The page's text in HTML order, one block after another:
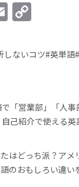
Email
しないコツ#英単語
「営業部」「人
自己紹介で使える
はどっち派？アメ
のおもしろい違い